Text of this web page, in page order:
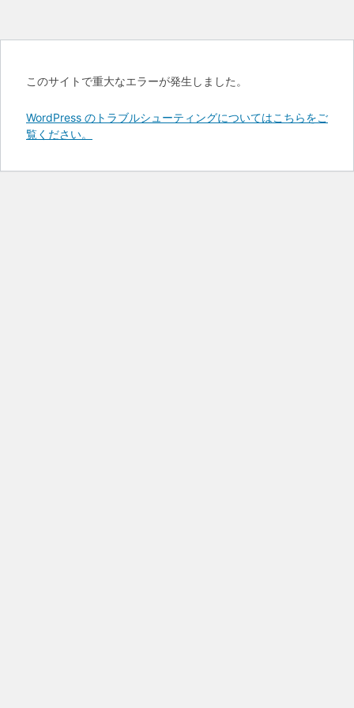
このサイトで重大なエラーが発生しました。
WordPress のトラブルシューティングについてはこちらをご
覧ください。